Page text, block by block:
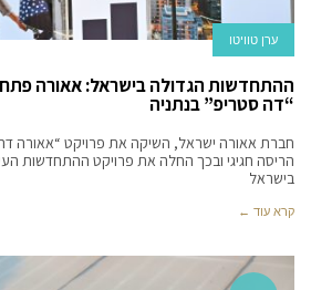
ערן טוויטו
ההתחדשות הגדולה בישראל: אאורה
“דה סטריפ” בנתניה
חברת אאורה ישראל, השיקה את פרויקט “אאורה
הריסה חגיגי ובכך החלה את פרויקט ההתחדשות
בישראל
קרא עוד ←